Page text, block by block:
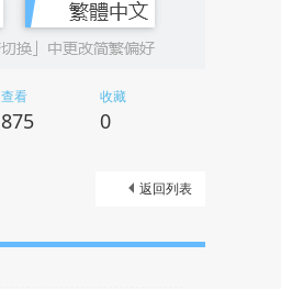
查看
875
收藏
0
返回列表